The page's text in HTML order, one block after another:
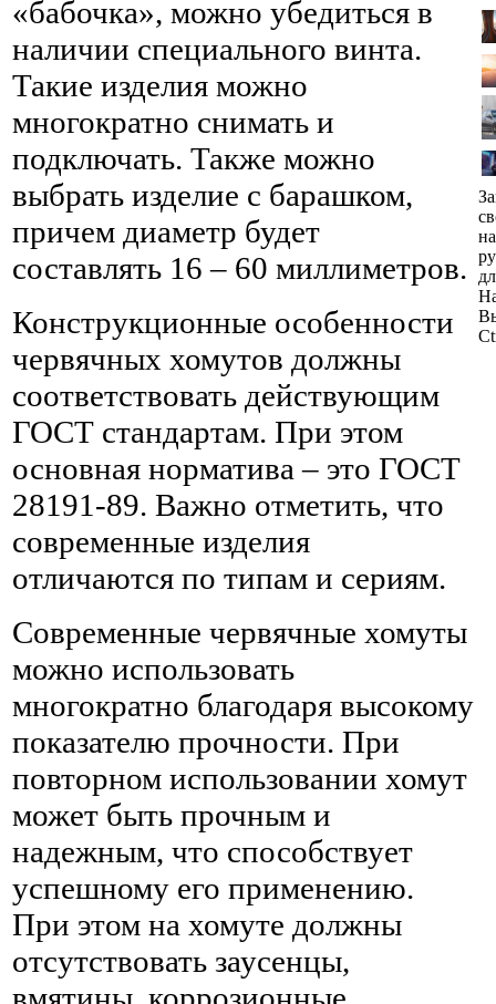
«бабочка», можно убедиться в
наличии специального винта.
Такие изделия можно
многократно снимать и
подключать. Также можно
выбрать изделие с барашком,
причем диаметр будет
составлять 16 – 60 миллиметров.
Конструкционные особенности
червячных хомутов должны
соответствовать действующим
ГОСТ стандартам. При этом
основная норматива – это ГОСТ
28191-89. Важно отметить, что
современные изделия
отличаются по типам и сериям.
Современные червячные хомуты
можно использовать
многократно благодаря высокому
показателю прочности. При
повторном использовании хомут
может быть прочным и
надежным, что способствует
успешному его применению.
При этом на хомуте должны
отсутствовать заусенцы,